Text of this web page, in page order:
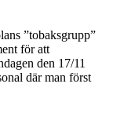
”tobaksgrupp”
för att
den 17/11
där man först